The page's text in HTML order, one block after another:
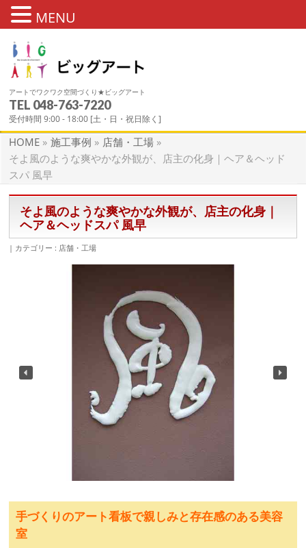
アートでワクワク空間づくり★ビッグアート
TEL 048-763-7220
受付時間 9:00 - 18:00 [土・日・祝日除く]
施工事例
HOME » 施工事例 » 店舗・工場 »
そよ風のような爽やかな外観が、店主の化身｜ヘア＆ヘッド
スパ 風早
そよ風のような爽やかな外観が、店主の化身｜
ヘア＆ヘッドスパ 風早
カテゴリー : 店舗・工場
手づくりのアート看板で親しみと存在感のある美容
室
MENU